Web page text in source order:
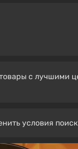
с лучшими
условия